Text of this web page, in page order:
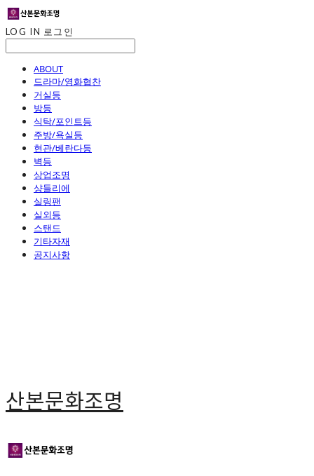
LOG IN 로그인
ABOUT
드라마/영화협찬
거실등
방등
식탁/포인트등
주방/욕실등
현관/베란다등
벽등
상업조명
샹들리에
실링팬
실외등
스탠드
기타자재
공지사항
산본문화조명